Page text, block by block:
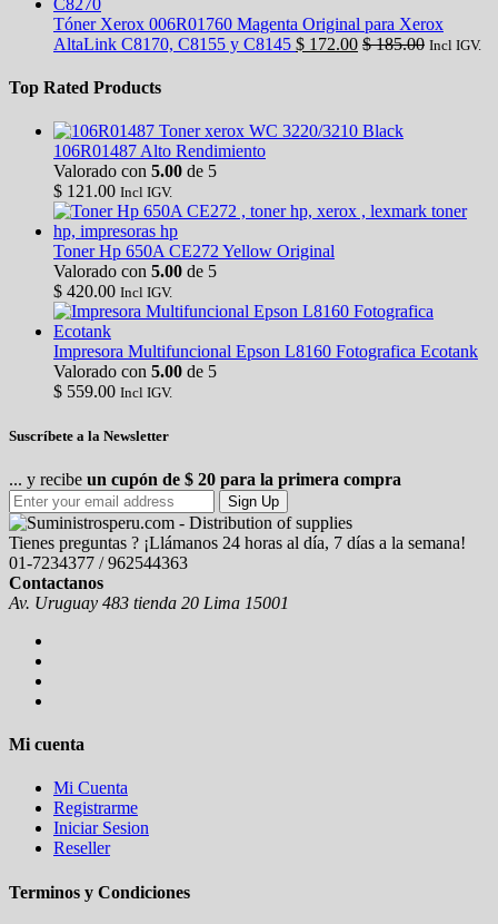
Tóner Xerox 006R01760 Magenta Original para Xerox
AltaLink C8170, C8155 y C8145 $ 172.00 $185.00 Incl IGV.
Top Rated Products
Toner xerox WC 3220/3210 Black
106R01487 Alto Rendimiento
Valorado con 5.00 de 5
$ 121.00 Incl IGV.
Toner Hp 650A CE272 Yellow Original
Valorado con 5.00 de 5
$ 420.00 Incl IGV.
Impresora Multifuncional Epson L8160 Fotografica Ecotank
Valorado con 5.00 de 5
$ 559.00 Incl IGV.
Suscríbete a la Newsletter
... y recibe un cupón de $ 20 para la primera compra
Sign Up
Tienes preguntas ? ¡Llámanos 24 horas al día, 7 días a la semana!
01-7234377 / 962544363
Contactanos
Av. Uruguay 483 tienda 20 Lima 15001
Mi cuenta
Mi Cuenta
Registrarme
Iniciar Sesion
Reseller
Terminos y Condiciones